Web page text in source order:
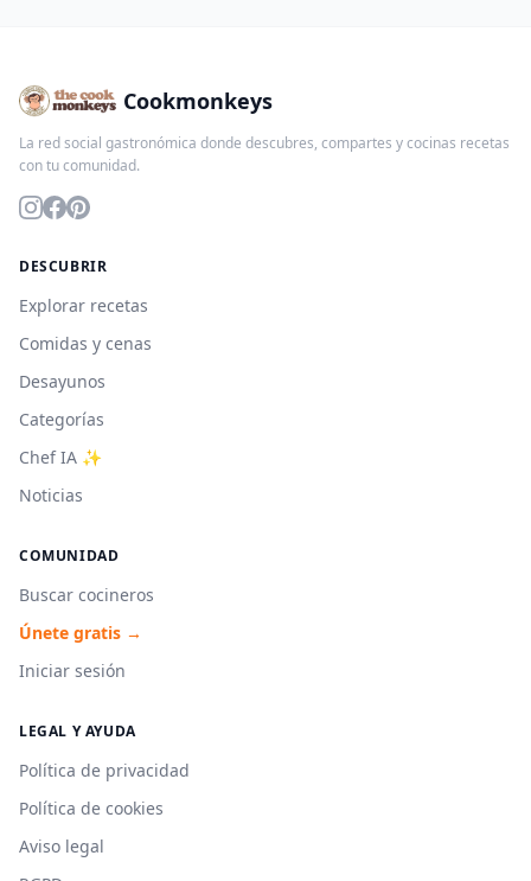
Cookmonkeys
La red social gastronómica donde descubres, compartes y cocinas recetas
con tu comunidad.
DESCUBRIR
Explorar recetas
Comidas y cenas
Desayunos
Categorías
Chef IA ✨
Noticias
COMUNIDAD
Buscar cocineros
Únete gratis →
Iniciar sesión
LEGAL Y AYUDA
Política de privacidad
Política de cookies
Aviso legal